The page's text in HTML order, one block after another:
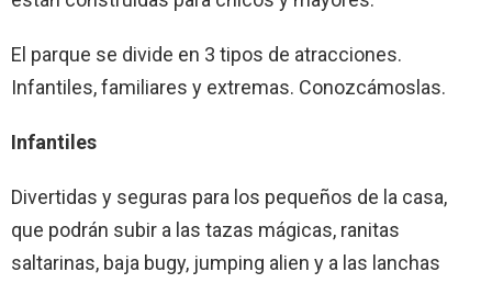
El parque se divide en 3 tipos de atracciones.
Infantiles, familiares y extremas. Conozcámoslas.
Infantiles
Divertidas y seguras para los pequeños de la casa,
que podrán subir a las tazas mágicas, ranitas
saltarinas, baja bugy, jumping alien y a las lanchas